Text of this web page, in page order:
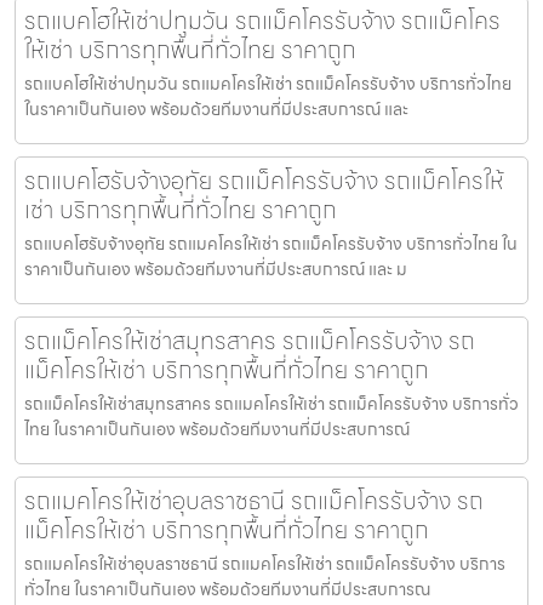
รถแบคโฮให้เช่าปทุมวัน รถแม็คโครรับจ้าง รถแม็คโคร
ให้เช่า บริการทุกพื้นที่ทั่วไทย ราคาถูก
รถแบคโฮให้เช่าปทุมวัน รถแมคโครให้เช่า รถแม็คโครรับจ้าง บริการทั่วไทย
ในราคาเป็นกันเอง พร้อมด้วยทีมงานที่มีประสบการณ์ และ
รถแบคโฮรับจ้างอุทัย รถแม็คโครรับจ้าง รถแม็คโครให้
เช่า บริการทุกพื้นที่ทั่วไทย ราคาถูก
รถแบคโฮรับจ้างอุทัย รถแมคโครให้เช่า รถแม็คโครรับจ้าง บริการทั่วไทย ใน
ราคาเป็นกันเอง พร้อมด้วยทีมงานที่มีประสบการณ์ และ ม
รถแม็คโครให้เช่าสมุทรสาคร รถแม็คโครรับจ้าง รถ
แม็คโครให้เช่า บริการทุกพื้นที่ทั่วไทย ราคาถูก
รถแม็คโครให้เช่าสมุทรสาคร รถแมคโครให้เช่า รถแม็คโครรับจ้าง บริการทั่ว
ไทย ในราคาเป็นกันเอง พร้อมด้วยทีมงานที่มีประสบการณ์
รถแมคโครให้เช่าอุบลราชธานี รถแม็คโครรับจ้าง รถ
แม็คโครให้เช่า บริการทุกพื้นที่ทั่วไทย ราคาถูก
รถแมคโครให้เช่าอุบลราชธานี รถแมคโครให้เช่า รถแม็คโครรับจ้าง บริการ
ทั่วไทย ในราคาเป็นกันเอง พร้อมด้วยทีมงานที่มีประสบการณ